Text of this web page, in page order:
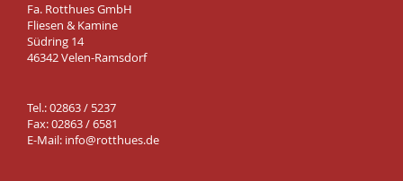
Fa. Rotthues GmbH
Fliesen & Kamine
Südring 14
46342 Velen-Ramsdorf
Tel.: 02863 / 5237
Fax: 02863 / 6581
E-Mail: info@rotthues.de